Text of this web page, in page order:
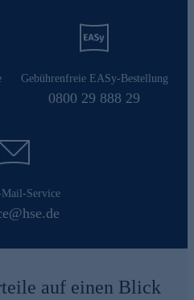
Gebührenfreie EASy-Bestellung
0800 29 888 29
Service
auf einen Blick